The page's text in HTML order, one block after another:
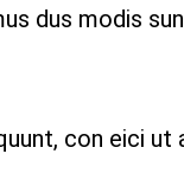
dus modis
con eici ut